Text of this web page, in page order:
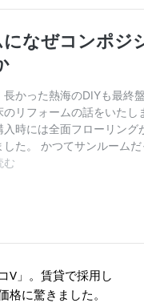
V」。賃貸で採用し
格に驚きました。